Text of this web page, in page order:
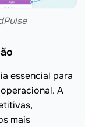
essencial para
A
mais